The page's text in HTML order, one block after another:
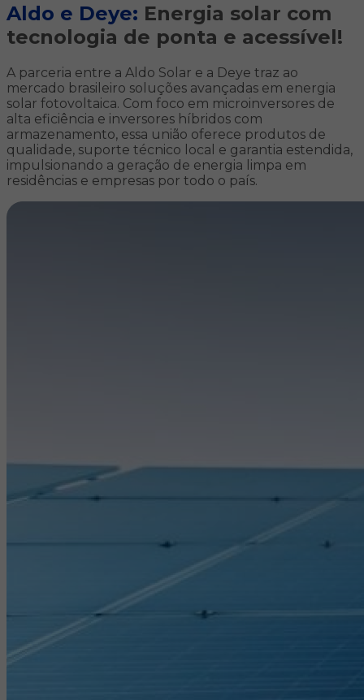
Aldo e Deye: Energia solar com
tecnologia de ponta e acessível!
A parceria entre a Aldo Solar e a Deye traz ao
mercado brasileiro soluções avançadas em energia
solar fotovoltaica. Com foco em microinversores de
alta eficiência e inversores híbridos com
armazenamento, essa união oferece produtos de
qualidade, suporte técnico local e garantia estendida,
impulsionando a geração de energia limpa em
residências e empresas por todo o país.